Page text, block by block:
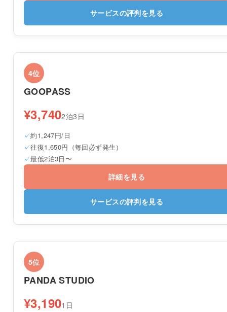
サービスの評判を見る
4位
GOOPASS
¥3,7402泊3日
約1,247円/日
往復1,650円（毎回必ず発生）
最低2泊3日〜
詳細を見る
サービスの評判を見る
5位
PANDA STUDIO
¥3,1901日